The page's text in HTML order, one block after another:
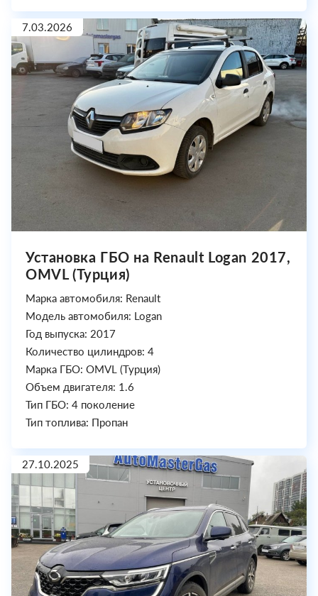
7.03.2026
Установка ГБО на Renault Logan 2017,
OMVL (Турция)
Марка автомобиля: Renault
Модель автомобиля: Logan
Год выпуска: 2017
Количество цилиндров: 4
Марка ГБО: OMVL (Турция)
Объем двигателя: 1.6
Тип ГБО: 4 поколение
Тип топлива: Пропан
27.10.2025